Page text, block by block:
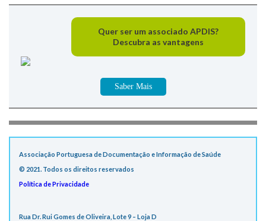
Quer ser um associado APDIS?
Descubra as vantagens
Saber Mais
Associação Portuguesa de Documentação e Informação de Saúde
© 2021. Todos os direitos reservados
Política de Privacidade
Rua Dr. Rui Gomes de Oliveira, Lote 9 – Loja D